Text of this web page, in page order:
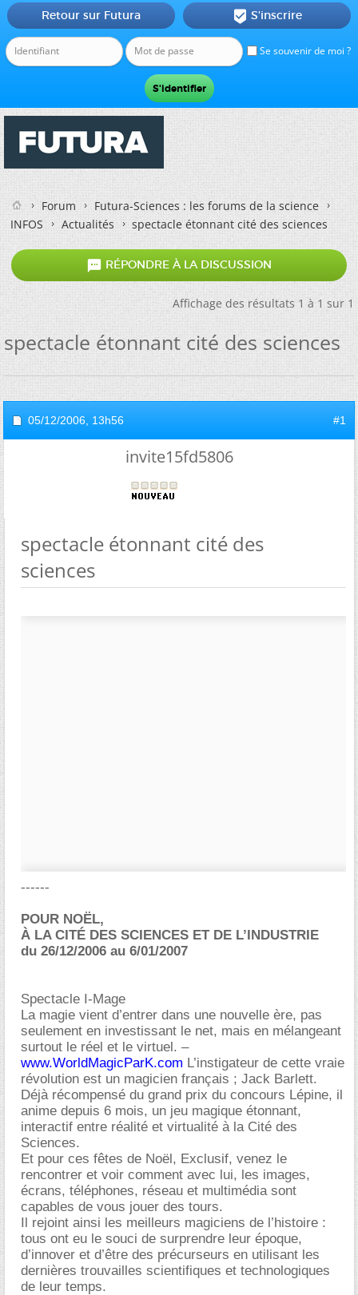
Se souvenir de moi ?
Retour sur Futura  S'inscrire
Forum
Futura-Sciences : les forums de la science
INFOS
Actualités spectacle étonnant cité des sciences
 RÉPONDRE À LA DISCUSSION
Affichage des résultats 1 à 1 sur 1
spectacle étonnant cité des sciences
05/12/2006, 13h56 #1
invite15fd5806
spectacle étonnant cité des
sciences
------
POUR NOËL,
À LA CITÉ DES SCIENCES ET DE L’INDUSTRIE
du 26/12/2006 au 6/01/2007
Spectacle I-Mage
La magie vient d’entrer dans une nouvelle ère, pas
seulement en investissant le net, mais en mélangeant
surtout le réel et le virtuel. –
www.WorldMagicParK.com L’instigateur de cette vraie
révolution est un magicien français ; Jack Barlett.
Déjà récompensé du grand prix du concours Lépine, il
anime depuis 6 mois, un jeu magique étonnant,
interactif entre réalité et virtualité à la Cité des
Sciences.
Et pour ces fêtes de Noël, Exclusif, venez le
rencontrer et voir comment avec lui, les images,
écrans, téléphones, réseau et multimédia sont
capables de vous jouer des tours.
Il rejoint ainsi les meilleurs magiciens de l’histoire :
tous ont eu le souci de surprendre leur époque,
d’innover et d’être des précurseurs en utilisant les
dernières trouvailles scientifiques et technologiques
de leur temps.